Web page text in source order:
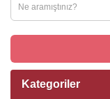
Kategoriler